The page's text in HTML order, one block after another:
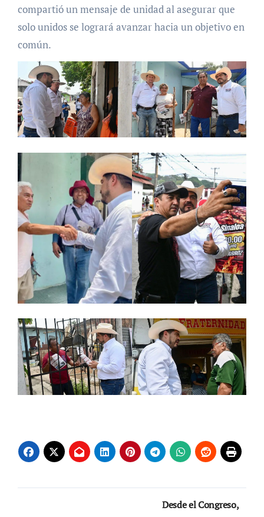
compartió un mensaje de unidad al asegurar que
solo unidos se logrará avanzar hacia un objetivo en
común.
Desde el Congreso,